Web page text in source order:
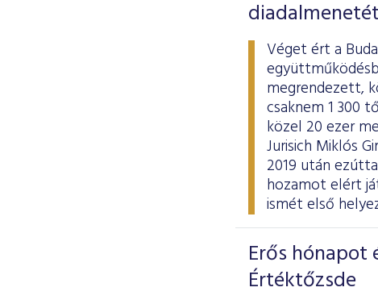
Véget ért a
megrendezett,
csaknem 1 300
közel 20 ezer
Jurisich Miklós
2019 után
hozamot elért
ismét első
Erős hónapot
Értéktőzsde